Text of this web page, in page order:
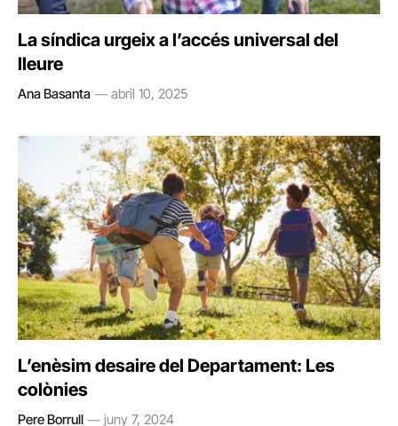
La síndica urgeix a l’accés universal del
lleure
Ana Basanta abril 10, 2025
L’enèsim desaire del Departament: Les
colònies
Pere Borrull juny 7, 2024